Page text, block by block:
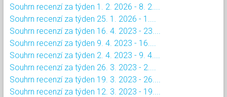
Souhrn recenzí za týden 1. 2. 2026 - 8. 2....
Souhrn recenzí za týden 25. 1. 2026 - 1....
Souhrn recenzí za týden 16. 4. 2023 - 23....
Souhrn recenzí za týden 9. 4. 2023 - 16....
Souhrn recenzí za týden 2. 4. 2023 - 9. 4....
Souhrn recenzí za týden 26. 3. 2023 - 2....
Souhrn recenzí za týden 19. 3. 2023 - 26....
Souhrn recenzí za týden 12. 3. 2023 - 19....